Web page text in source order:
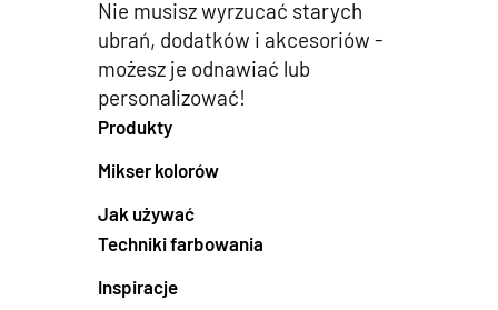
Nie musisz wyrzucać starych
ubrań, dodatków i akcesoriów -
możesz je odnawiać lub
personalizować!
Produkty
Mikser kolorów
Jak używać
Techniki farbowania
Inspiracje